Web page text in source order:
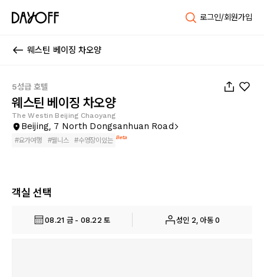
로그인/회원가입
웨스틴 베이징 차오양
5성급 호텔
웨스틴 베이징 차오양
The Westin Beijing Chaoyang
Beijing, 7 North Dongsanhuan Road
#요가여행 #웰니스 #수영장이있는 Beta
객실 선택
08.21 금 - 08.22 토 성인 2, 아동 0